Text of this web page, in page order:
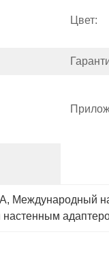
Цвет:
, Международный